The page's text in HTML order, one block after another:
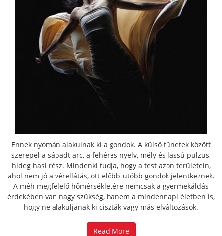
Ennek nyomán alakulnak ki a gondok. A külső tünetek között
szerepel a sápadt arc, a fehéres nyelv, mély és lassú pulzus,
hideg hasi rész. Mindenki tudja, hogy a test azon területein,
ahol nem jó a vérellátás, ott előbb-utóbb gondok jelentkeznek.
A méh megfelelő hőmérsékletére nemcsak a gyermekáldás
érdekében van nagy szükség, hanem a mindennapi életben is,
hogy ne alakuljanak ki ciszták vagy más elváltozások.
Read More